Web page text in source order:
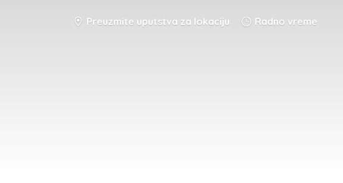
Preuzmite uputstva za lokaciju Radno vreme